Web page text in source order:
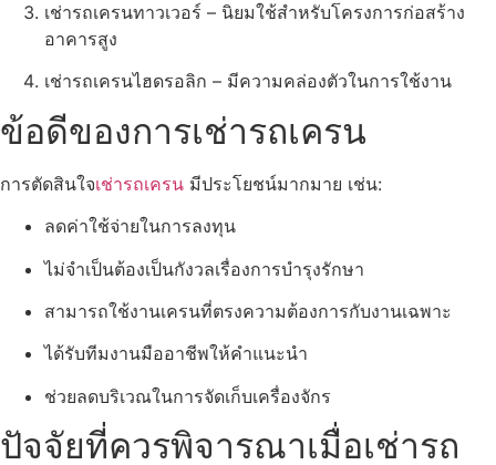
เช่ารถเครนทาวเวอร์ – นิยมใช้สำหรับโครงการก่อสร้าง
อาคารสูง
เช่ารถเครนไฮดรอลิก – มีความคล่องตัวในการใช้งาน
ข้อดีของการเช่ารถเครน
การตัดสินใจเช่ารถเครน มีประโยชน์มากมาย เช่น:
ลดค่าใช้จ่ายในการลงทุน
ไม่จำเป็นต้องเป็นกังวลเรื่องการบำรุงรักษา
สามารถใช้งานเครนที่ตรงความต้องการกับงานเฉพาะ
ได้รับทีมงานมืออาชีพให้คำแนะนำ
ช่วยลดบริเวณในการจัดเก็บเครื่องจักร
ปัจจัยที่ควรพิจารณาเมื่อเช่ารถ